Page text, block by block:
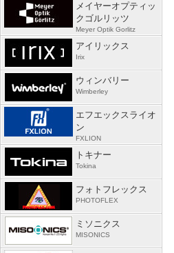
メイヤーオプティッ
クゴルリッツ
Meyer Optik Gorlitz
アイリックス
Irix
ウィンバリー
Wimberley
エフエックスライオ
ン
FXLION
トキナー
Tokina
フォトフレックス
PHOTOFLEX
ミソニクス
MISONICS